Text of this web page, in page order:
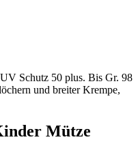
Schutz 50 plus. Bis Gr. 98
und breiter Krempe,
Mütze